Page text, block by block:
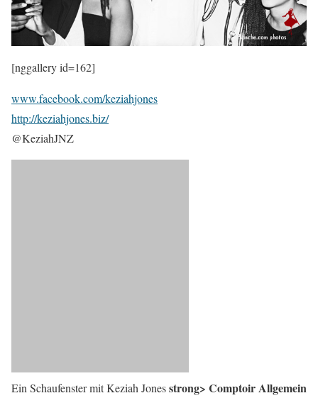
[nggallery id=162]
www.facebook.com/keziahjones
http://keziahjones.biz/
@KeziahJNZ
Ein Schaufenster mit Keziah Jonesstrong> Comptoir Allgemein